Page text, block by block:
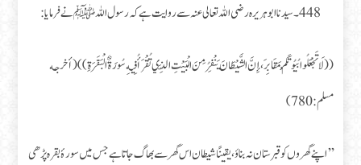
448۔ سیدنا ابوہریرہ رضی اللہ تعالی عنہ سے روایت ہے کہ رسول اللہ ﷺ نے فرمایا:
((لَا تَجْعَلُوا بُيُوتَكُمْ مَقَابِرَ، إِنَّ الشَّيْطَانَ يَنْفِرُ مِنَ الْبَيْتِ الَّذِي تُقْرَأُ فِيهِ سُورَةٌ الْبَقَرَةِ))(أخرجه
مسلم: 780)
’’اپنے گھروں کو قبرستان نہ بناؤ، یقینًا شیطان اس گھر سے بھاگ جاتا ہے جس میں سورۂ بقرہ پڑھی